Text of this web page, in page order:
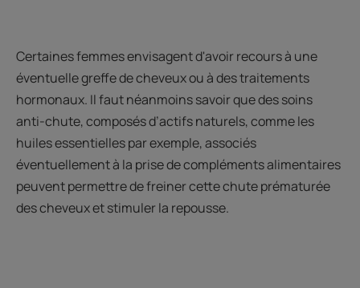
Certaines femmes envisagent d'avoir recours à une
éventuelle greffe de cheveux ou à des traitements
hormonaux. Il faut néanmoins savoir que des soins
anti-chute, composés d’actifs naturels, comme les
huiles essentielles par exemple, associés
éventuellement à la prise de compléments alimentaires
peuvent permettre de freiner cette chute prématurée
des cheveux et stimuler la repousse.